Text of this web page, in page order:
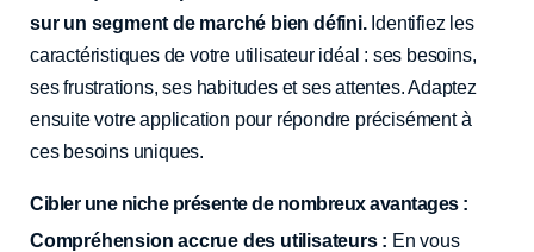
sur un segment de marché bien défini.Identifiez les
caractéristiques de votre utilisateur idéal : ses besoins,
ses frustrations, ses habitudes et ses attentes. Adaptez
ensuite votre application pour répondre précisément à
ces besoins uniques.
Cibler une niche présente de nombreux avantages :
Compréhension accrue des utilisateurs : En vous